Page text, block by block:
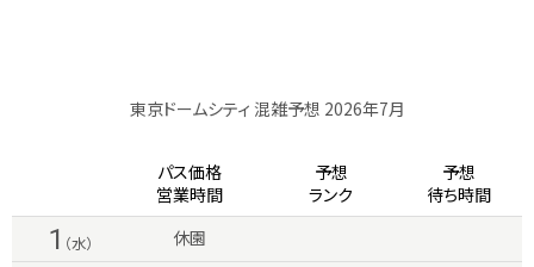
東京ドームシティ 混雑予想 2026年7月
パス価格
営業時間
予想
ランク
予想
待ち時間
1 （水） 休園